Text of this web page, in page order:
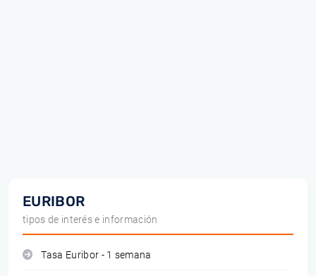
EURIBOR
tipos de interés e información
Tasa Euribor - 1 semana